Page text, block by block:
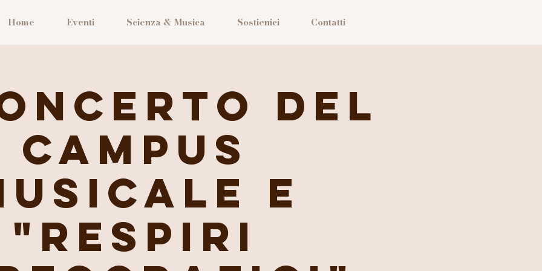
Home Eventi Scienza & Musica Sostienici Contatti
del
Campus
e
"Respiri